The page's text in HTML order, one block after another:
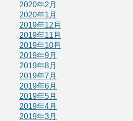
2020年2月
2020年1月
2019年12月
2019年11月
2019年10月
2019年9月
2019年8月
2019年7月
2019年6月
2019年5月
2019年4月
2019年3月